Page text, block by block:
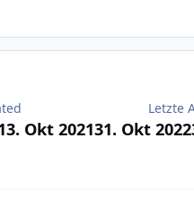
Okt 2021
Letzte
31. Okt 2022
topic overview